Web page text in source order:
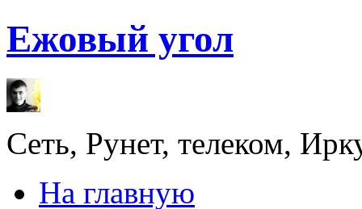
Ежовый угол
Сеть, Рунет, телеком,
На главную